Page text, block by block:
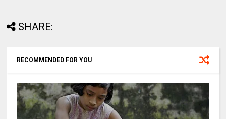
SHARE:
RECOMMENDED FOR YOU